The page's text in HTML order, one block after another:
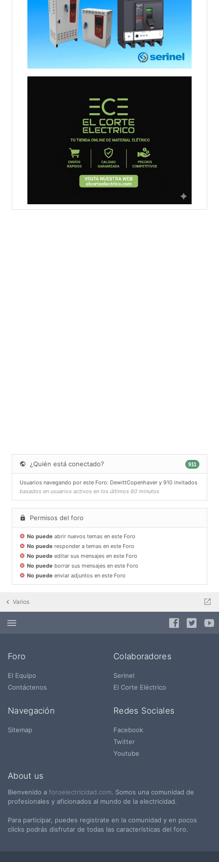
¿Quién está conectado? 911
Usuarios navegando por este Foro: DewittCopenhaver y 910 invitados
basados en usuarios activos en los últimos 60 minutos
Permisos del foro
No puede abrir nuevos temas en este Foro
No puede responder a temas en este Foro
No puede editar sus mensajes en este Foro
No puede borrar sus mensajes en este Foro
No puede enviar adjuntos en este Foro
Varios
Foro
El Equipo
Contáctenos
Colaboradores
Serinel
El Corte Eléctrico
Navegación
Sitemap
Redes Sociales
Facebook
Twitter
Youtube
About us
Bienvenido a foroelectricidad.com. Somos una comunidad de
profesionales y aficionados al mundo de la electricidad.
Para participar, puedes registrate en la comunidad y en pocos
clicks podrás disfrutar de todas las características del foro.